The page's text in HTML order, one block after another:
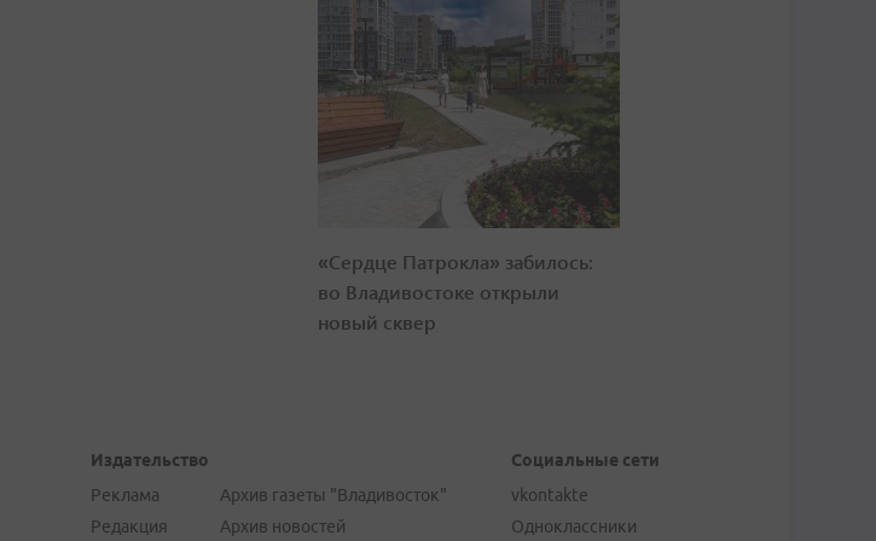
«Сердце Патрокла» забилось:
во Владивостоке открыли
новый сквер
Издательство
Реклама
Редакция
Архив газеты "Владивосток"
Архив новостей
Социальные сети
vkontakte
Одноклассники